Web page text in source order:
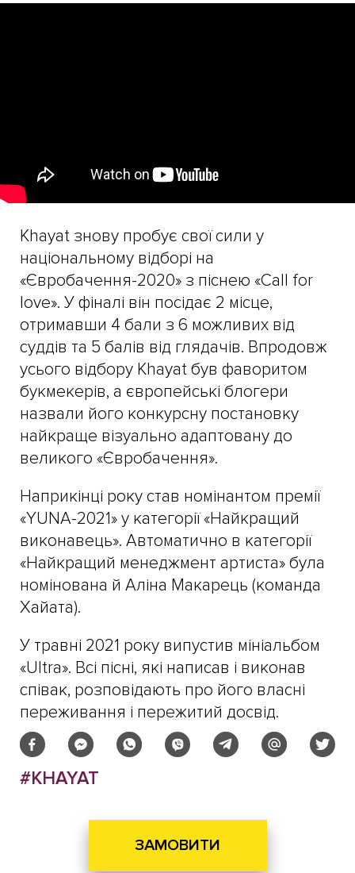
Khayat знову пробує свої сили у
національному відборі на
«Євробачення-2020» з піснею «Call for
love». У фіналі він посідає 2 місце,
отримавши 4 бали з 6 можливих від
суддів та 5 балів від глядачів. Впродовж
усього відбору Khayat був фаворитом
букмекерів, а європейські блогери
назвали його конкурсну постановку
найкраще візуально адаптовану до
великого «Євробачення».
Наприкінці року став номінантом премії
«YUNA-2021» у категорії «Найкращий
виконавець». Автоматично в категорії
«Найкращий менеджмент артиста» була
номінована й Аліна Макарець (команда
Хайата).
У травні 2021 року випустив мініальбом
«Ultra». Всі пісні, які написав і виконав
співак, розповідають про його власні
переживання і пережитий досвід.
#KHAYAT
ЗАМОВИТИ